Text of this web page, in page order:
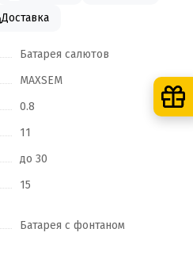
Доставка
Батарея салютов
MAXSEM
0.8
11
до 30
15
Батарея с фонтаном